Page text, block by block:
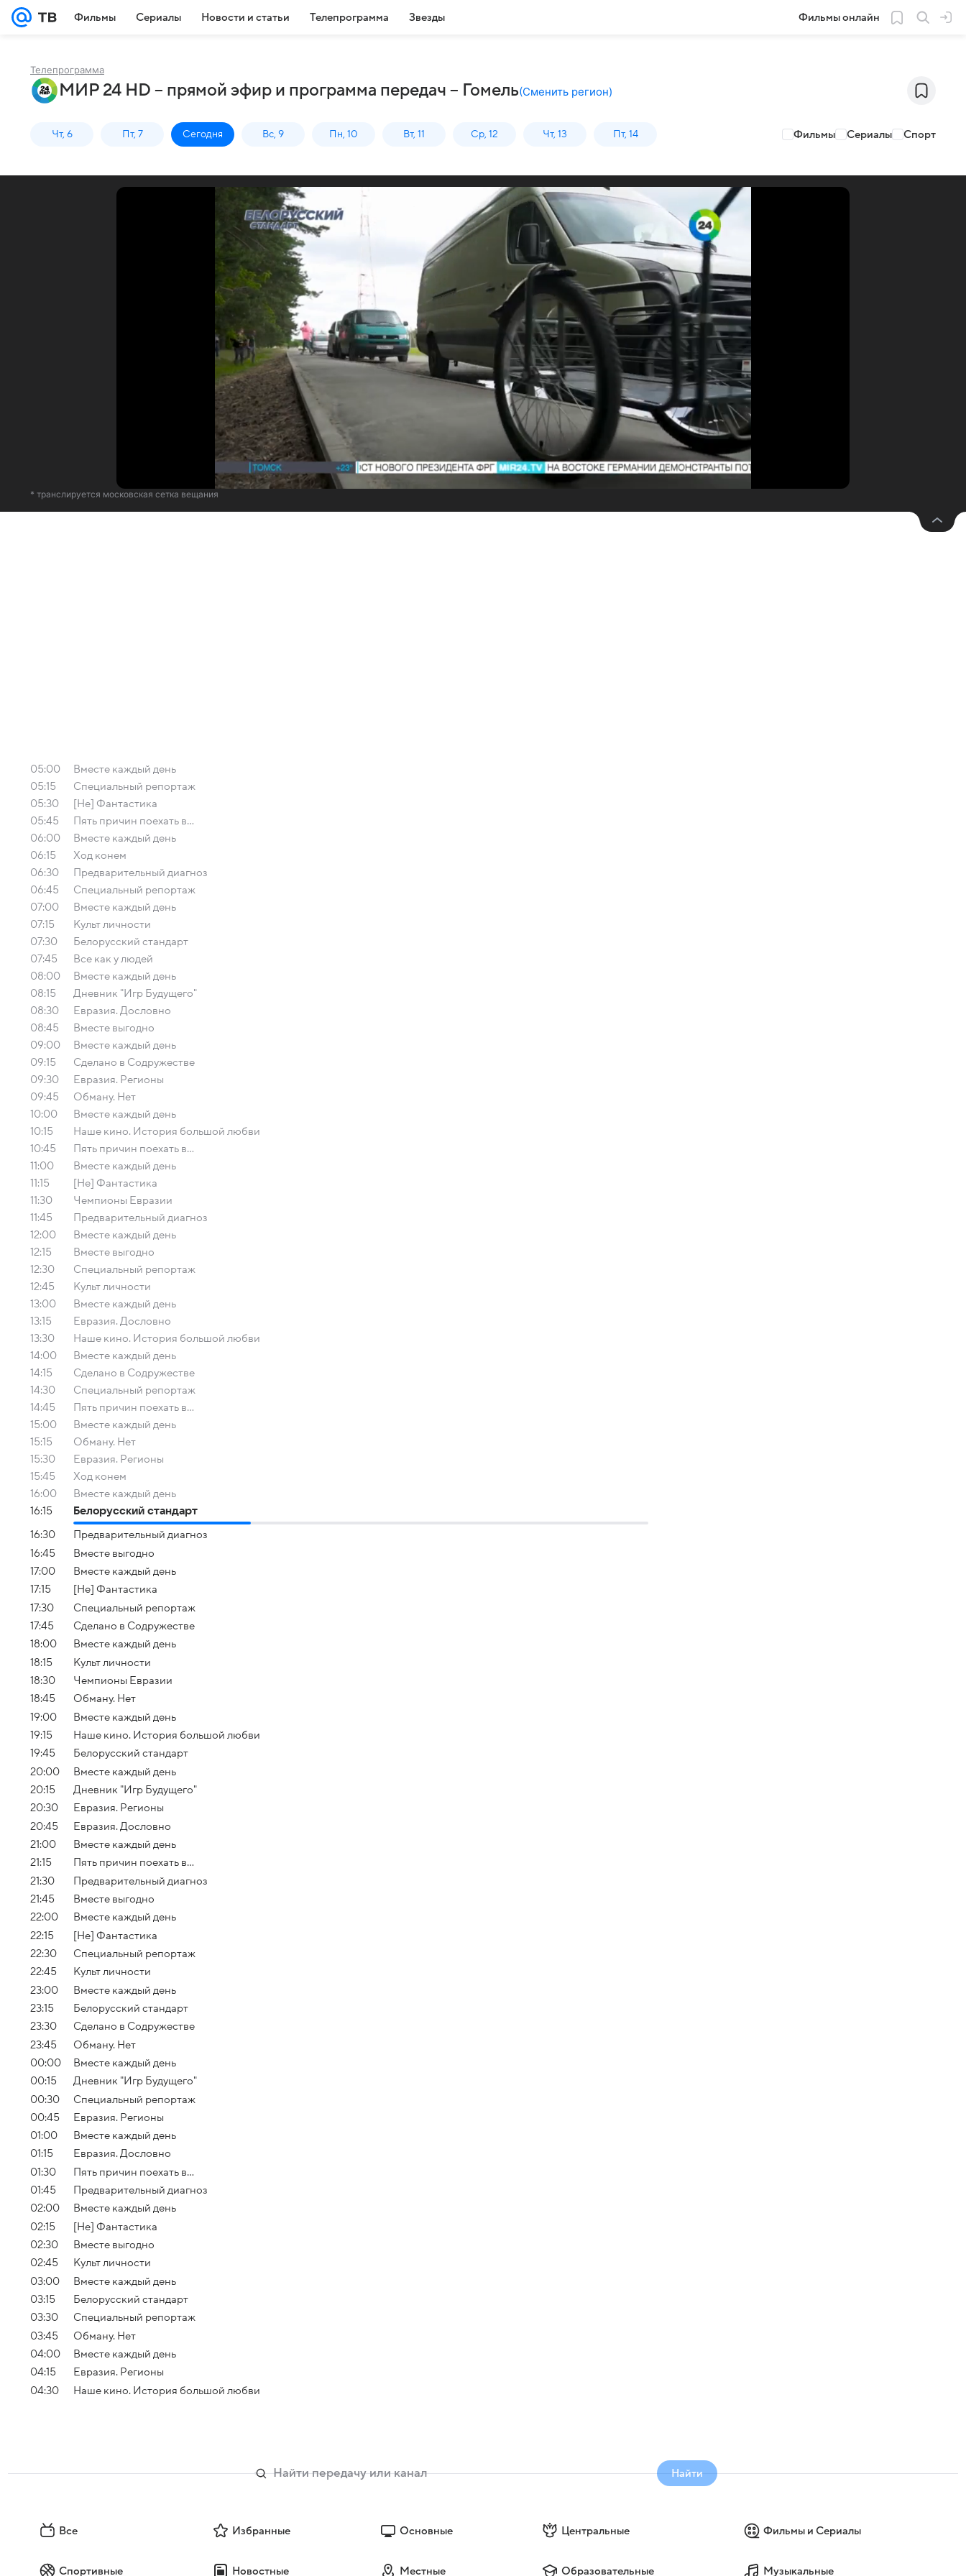
Фильмы Сериалы Новости и статьи Телепрограмма Звезды Фильмы онлайн
Телепрограмма
МИР 24 HD – прямой эфир и программа передач – Гомель(Сменить регион)
Чт, 6 Пт, 7 Сегодня Вс, 9 Пн, 10 Вт, 11 Ср, 12 Чт, 13 Пт, 14 Фильмы Сериалы Спорт
* транслируется московская сетка вещания
05:00
Вместе каждый день
05:15
Специальный репортаж
05:30
[Не] Фантастика
05:45
Пять причин поехать в...
06:00
Вместе каждый день
06:15
Ход конем
06:30
Предварительный диагноз
06:45
Специальный репортаж
07:00
Вместе каждый день
07:15
Культ личности
07:30
Белорусский стандарт
07:45
Все как у людей
08:00
Вместе каждый день
08:15
Дневник "Игр Будущего"
08:30
Евразия. Дословно
08:45
Вместе выгодно
09:00
Вместе каждый день
09:15
Сделано в Содружестве
09:30
Евразия. Регионы
09:45
Обману. Нет
10:00
Вместе каждый день
10:15
Наше кино. История большой любви
10:45
Пять причин поехать в...
11:00
Вместе каждый день
11:15
[Не] Фантастика
11:30
Чемпионы Евразии
11:45
Предварительный диагноз
12:00
Вместе каждый день
12:15
Вместе выгодно
12:30
Специальный репортаж
12:45
Культ личности
13:00
Вместе каждый день
13:15
Евразия. Дословно
13:30
Наше кино. История большой любви
14:00
Вместе каждый день
14:15
Сделано в Содружестве
14:30
Специальный репортаж
14:45
Пять причин поехать в...
15:00
Вместе каждый день
15:15
Обману. Нет
15:30
Евразия. Регионы
15:45
Ход конем
16:00
Вместе каждый день
16:15
Белорусский стандарт
16:30
Предварительный диагноз
16:45
Вместе выгодно
17:00
Вместе каждый день
17:15
[Не] Фантастика
17:30
Специальный репортаж
17:45
Сделано в Содружестве
18:00
Вместе каждый день
18:15
Культ личности
18:30
Чемпионы Евразии
18:45
Обману. Нет
19:00
Вместе каждый день
19:15
Наше кино. История большой любви
19:45
Белорусский стандарт
20:00
Вместе каждый день
20:15
Дневник "Игр Будущего"
20:30
Евразия. Регионы
20:45
Евразия. Дословно
21:00
Вместе каждый день
21:15
Пять причин поехать в...
21:30
Предварительный диагноз
21:45
Вместе выгодно
22:00
Вместе каждый день
22:15
[Не] Фантастика
22:30
Специальный репортаж
22:45
Культ личности
23:00
Вместе каждый день
23:15
Белорусский стандарт
23:30
Сделано в Содружестве
23:45
Обману. Нет
00:00
Вместе каждый день
00:15
Дневник "Игр Будущего"
00:30
Специальный репортаж
00:45
Евразия. Регионы
01:00
Вместе каждый день
01:15
Евразия. Дословно
01:30
Пять причин поехать в...
01:45
Предварительный диагноз
02:00
Вместе каждый день
02:15
[Не] Фантастика
02:30
Вместе выгодно
02:45
Культ личности
03:00
Вместе каждый день
03:15
Белорусский стандарт
03:30
Специальный репортаж
03:45
Обману. Нет
04:00
Вместе каждый день
04:15
Евразия. Регионы
04:30
Наше кино. История большой любви
Найти
Все Избранные Основные Центральные Фильмы и Сериалы
Спортивные Новостные Местные Образовательные Музыкальные